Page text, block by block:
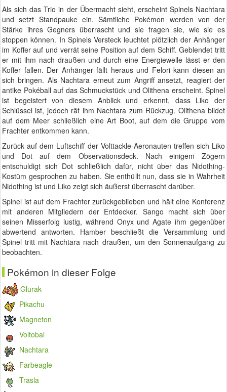
Als sich das Trio in der Übermacht sieht, erscheint Spinels Nachtara
und setzt Standpauke ein. Sämtliche Pokémon werden von der
Stärke ihres Gegners überrascht und sie fragen sie, wie sie es
stoppen können. In Spinels Versteck leuchtet plötzlich der Anhänger
im Koffer auf und verrät seine Position auf dem Schiff. Geblendet tritt
er mit ihm nach draußen und durch eine Energiewelle lässt er den
Koffer fallen. Der Anhänger fällt heraus und Felori kann diesen an
sich bringen. Als Nachtara erneut zum Angriff ansetzt, reagiert der
antike Pokéball auf das Schmuckstück und Olithena erscheint. Spinel
ist begeistert von diesem Anblick und erkennt, dass Liko der
Schlüssel ist, jedoch rät ihm Nachtara zum Rückzug. Olithena bildet
auf dem Meer schließlich eine Art Boot, auf dem die Gruppe vom
Frachter entkommen kann.
Zurück auf dem Luftschiff der Volttackle-Aeronauten treffen sich Liko
und Dot auf dem Observationsdeck. Nach einigem Zögern
entschuldigt sich Dot schließlich dafür, nicht über das Nidothing-
Kostüm gesprochen zu haben. Sie enthüllt nun, dass sie in Wahrheit
Nidothing ist und Liko zeigt sich äußerst überrascht darüber.
Spinel ist auf dem Frachter zurückgeblieben und hält eine Konferenz
mit anderen Mitgliedern der Entdecker. Sango macht sich über
seinen Misserfolg lustig, während Onyx und Agate ihm gegenüber
abwertend antworten. Hamber beschließt die Versammlung und
Spinel tritt mit Nachtara nach draußen, um den Sonnenaufgang zu
beobachten.
Pokémon in dieser Folge
Glurak
Pikachu
Magneton
Voltobal
Nachtara
Farbeagle
Trasla